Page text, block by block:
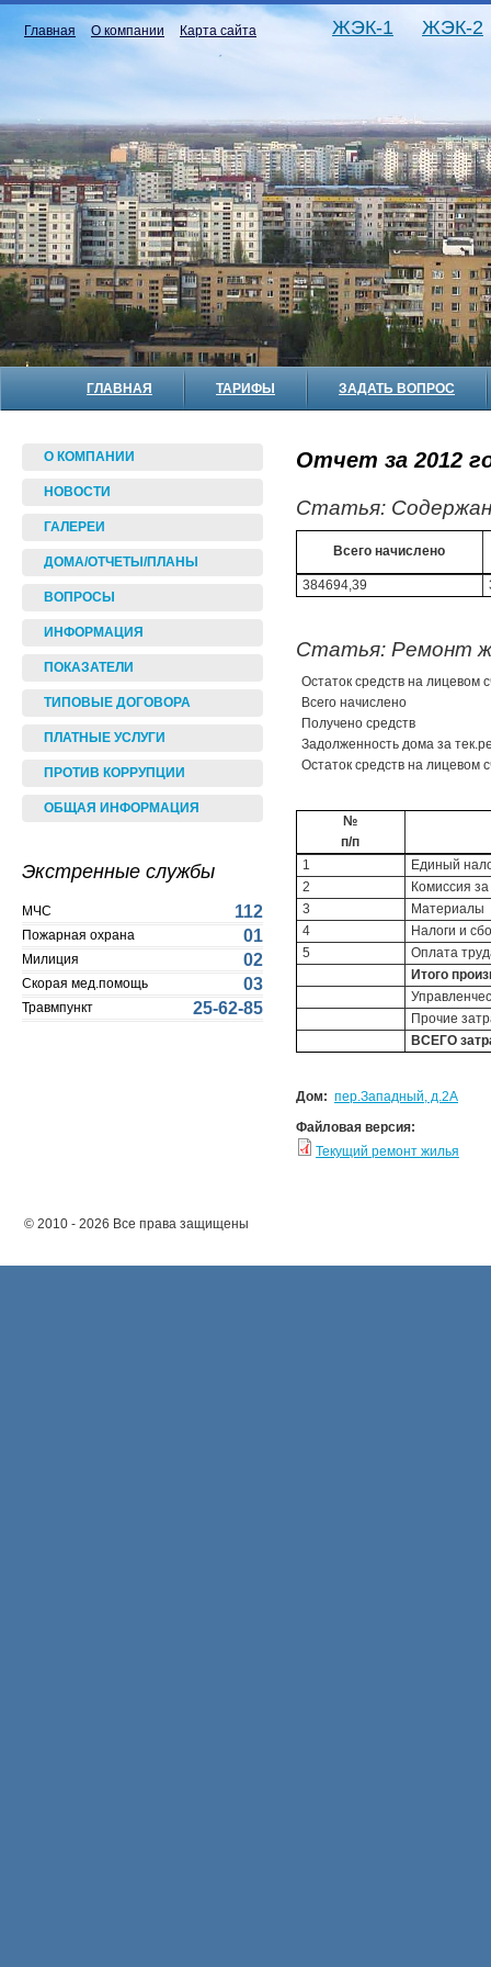
Главная О компании Карта сайта ЖЭК-1 ЖЭК-2
ГЛАВНАЯ ТАРИФЫ ЗАДАТЬ ВОПРОС
О КОМПАНИИ
НОВОСТИ
ГАЛЕРЕИ
ДОМА/ОТЧЕТЫ/ПЛАНЫ
ВОПРОСЫ
ИНФОРМАЦИЯ
ПОКАЗАТЕЛИ
ТИПОВЫЕ ДОГОВОРА
ПЛАТНЫЕ УСЛУГИ
ПРОТИВ КОРРУПЦИИ
ОБЩАЯ ИНФОРМАЦИЯ
Экстренные службы
МЧС 112
Пожарная охрана 01
Милиция 02
Скорая мед.помощь 03
Травмпункт 25-62-85
Отчет за 2012
Статья:
Всего начислено
384694,39
Статья: Ремонт
Остаток средств на лицевом
Всего начислено
Получено средств
Задолженность дома за
Остаток средств на лицевом
№
п/п
1
Единый
2
Комиссия
3
Материалы
4
Налоги и
5
Оплата
Итого
Прочие
ВСЕГО
Дом: пер.Западный, д.2А
Файловая версия:
Текущий ремонт жилья
© 2010 - 2026 Все права защищены